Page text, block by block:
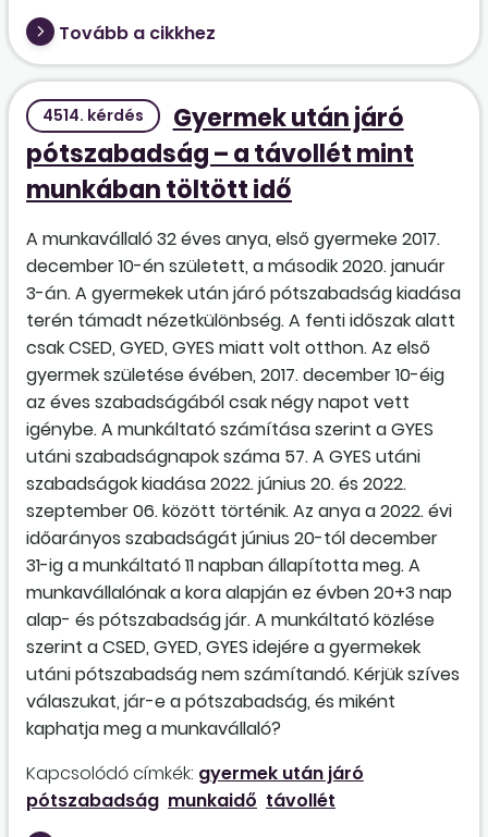
Tovább a cikkhez
4514. kérdés
Gyermek után járó
pótszabadság – a távollét mint
munkában töltött idő
A munkavállaló 32 éves anya, első gyermeke 2017.
december 10-én született, a második 2020. január
3-án. A gyermekek után járó pótszabadság kiadása
terén támadt nézetkülönbség. A fenti időszak alatt
csak CSED, GYED, GYES miatt volt otthon. Az első
gyermek születése évében, 2017. december 10-éig
az éves szabadságából csak négy napot vett
igénybe. A munkáltató számítása szerint a GYES
utáni szabadságnapok száma 57. A GYES utáni
szabadságok kiadása 2022. június 20. és 2022.
szeptember 06. között történik. Az anya a 2022. évi
időarányos szabadságát június 20-tól december
31-ig a munkáltató 11 napban állapította meg. A
munkavállalónak a kora alapján ez évben 20+3 nap
alap- és pótszabadság jár. A munkáltató közlése
szerint a CSED, GYED, GYES idejére a gyermekek
utáni pótszabadság nem számítandó. Kérjük szíves
válaszukat, jár-e a pótszabadság, és miként
kaphatja meg a munkavállaló?
Kapcsolódó címkék: gyermek után járó
pótszabadság munkaidő távollét